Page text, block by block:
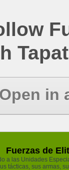
Open in
Fuerzas de
a las Unidades
tácticas, sus armas,